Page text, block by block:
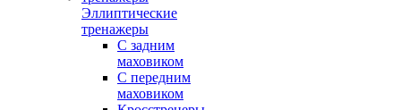
Эллиптические
тренажеры
С задним
маховиком
С передним
маховиком